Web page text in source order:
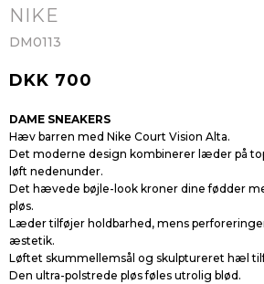
NIKE
DM0113
DKK 700
DAME SNEAKERS
Hæv barren med Nike Court Vision Alta.
Det moderne design kombinerer læder på
løft nedenunder.
Det hævede bøjle-look kroner dine fødder
pløs.
Læder tilføjer holdbarhed, mens
æstetik.
Løftet skummellemsål og skulptureret hæl
Den ultra-polstrede pløs føles utrolig blød.